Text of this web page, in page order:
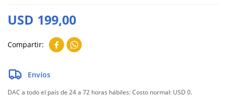
USD 199,00
 
Envíos
DAC a todo el país de 24 a 72 horas hábiles:Costo normal: USD 0.